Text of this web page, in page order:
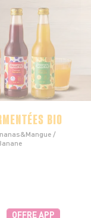
BIO
/
OFFRE APP